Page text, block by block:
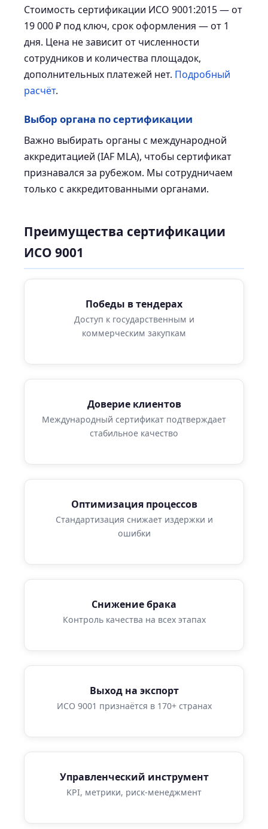
Стоимость сертификации ИСО 9001:2015 — от
19 000 ₽ под ключ, срок оформления — от 1
дня. Цена не зависит от численности
сотрудников и количества площадок,
дополнительных платежей нет. Подробный
расчёт.
Выбор органа по сертификации
Важно выбирать органы с международной
аккредитацией (IAF MLA), чтобы сертификат
признавался за рубежом. Мы сотрудничаем
только с аккредитованными органами.
Преимущества сертификации
ИСО 9001
Победы в тендерах
Доступ к государственным и
коммерческим закупкам
Доверие клиентов
Международный сертификат подтверждает
стабильное качество
Оптимизация процессов
Стандартизация снижает издержки и
ошибки
Снижение брака
Контроль качества на всех этапах
Выход на экспорт
ИСО 9001 признаётся в 170+ странах
Управленческий инструмент
KPI, метрики, риск-менеджмент